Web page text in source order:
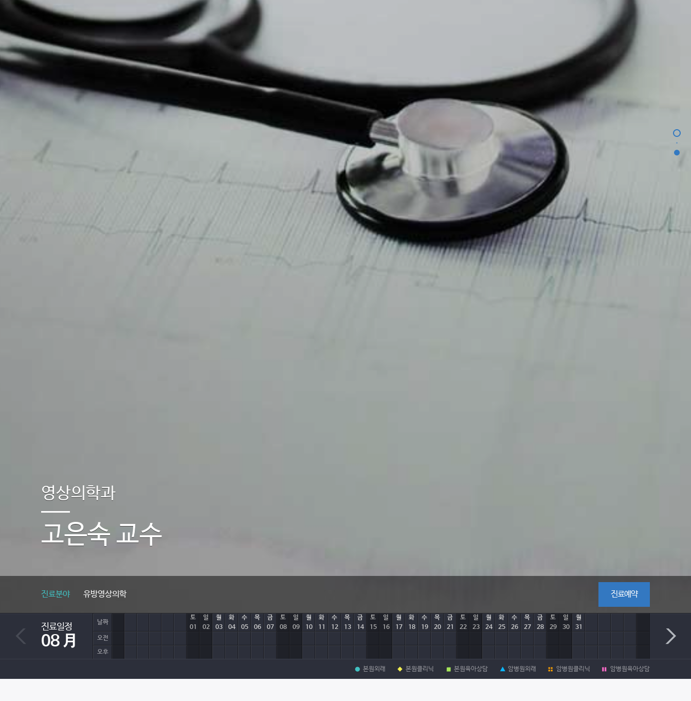
영상의학과
고은숙 교수
진료분야 유방영상의학 진료예약
진료일정
08 月
날짜
토
01
일
02
월
03
화
04
수
05
목
06
금
07
토
08
일
09
월
10
화
11
수
12
목
13
금
14
토
15
일
16
월
17
화
18
수
19
목
20
금
21
토
22
일
23
월
24
화
25
수
26
목
27
금
28
토
29
일
30
월
31
오전
오후
본원외래 본원클리닉 본원육아상담 암병원외래 암병원클리닉 암병원육아상담